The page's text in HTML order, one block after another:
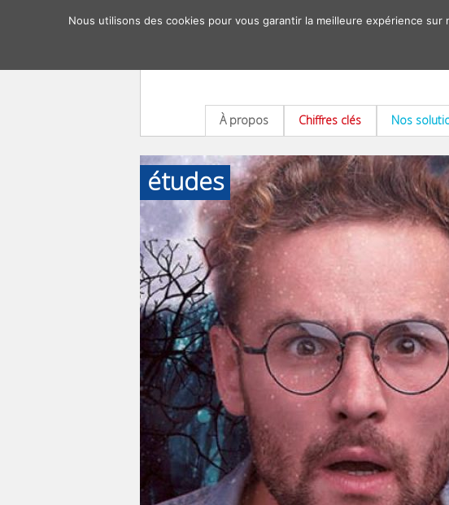
À propos Chiffres clés Nos
études
Nous utilisons des cookies pour vous garantir la meilleure expérience